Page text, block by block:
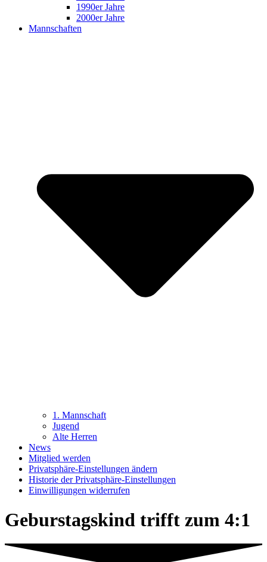
1990er Jahre
2000er Jahre
Mannschaften
1. Mannschaft
Jugend
Alte Herren
News
Mitglied werden
Privatsphäre-Einstellungen ändern
Historie der Privatsphäre-Einstellungen
Einwilligungen widerrufen
Geburstagskind trifft zum 4:1